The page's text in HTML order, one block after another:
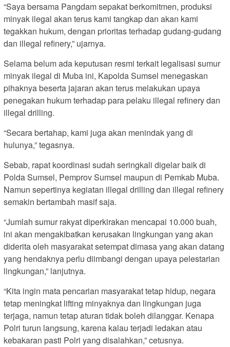
“Saya bersama Pangdam sepakat berkomitmen, produksi
minyak ilegal akan terus kami tangkap dan akan kami
tegakkan hukum, dengan prioritas terhadap gudang-gudang
dan illegal refinery,” ujarnya.
Selama belum ada keputusan resmi terkait legalisasi sumur
minyak ilegal di Muba ini, Kapolda Sumsel menegaskan
pihaknya beserta jajaran akan terus melakukan upaya
penegakan hukum terhadap para pelaku illegal refinery dan
illegal drilling.
“Secara bertahap, kami juga akan menindak yang di
hulunya,” tegasnya.
Sebab, rapat koordinasi sudah seringkali digelar baik di
Polda Sumsel, Pemprov Sumsel maupun di Pemkab Muba.
Namun sepertinya kegiatan illegal drilling dan illegal refinery
semakin bertambah masif saja.
“Jumlah sumur rakyat diperkirakan mencapai 10.000 buah,
ini akan mengakibatkan kerusakan lingkungan yang akan
diderita oleh masyarakat setempat dimasa yang akan datang
yang hendaknya perlu diimbangi dengan upaya pelestarian
lingkungan,” lanjutnya.
“Kita ingin mata pencarian masyarakat tetap hidup, negara
tetap meningkat lifting minyaknya dan lingkungan juga
terjaga, namun tetap aturan tidak boleh dilanggar. Kenapa
Polri turun langsung, karena kalau terjadi ledakan atau
kebakaran pasti Polri yang disalahkan,” cetusnya.